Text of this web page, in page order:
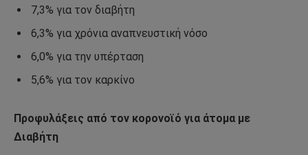
7,3% για τον διαβήτη
6,3% για χρόνια αναπνευστική νόσο
6,0% για την υπέρταση
5,6% για τον καρκίνο
Προφυλάξεις από τον κορονοϊό για άτομα με
Διαβήτη